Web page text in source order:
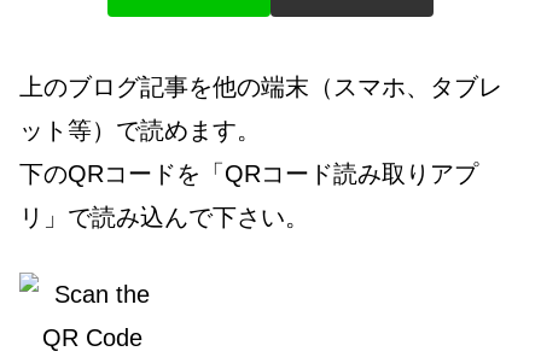
上のブログ記事を他の端末（スマホ、タブレ
ット等）で読めます。
下のQRコードを「QRコード読み取りアプ
リ」で読み込んで下さい。